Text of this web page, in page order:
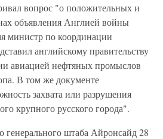
вопрос "о положительных и
объявления Англией войны
министр по координации
английскому правительству
авиацией нефтяных промыслов
В том же документе
захвата или разрушения
крупного русского города".
генерального штаба Айронсайд 28